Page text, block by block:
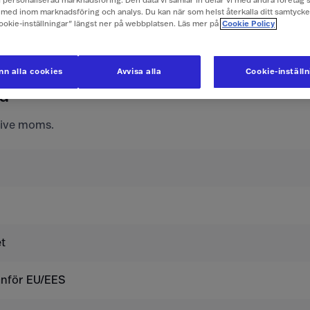
företagspriser här
och
moms.
EU/EES
inom marknadsföring och analys. Du kan när som helst återkalla ditt
inställningar” längst ner på webbplatsen. Läs mer på Cookie Policy
Cookie-
Avvisa alla
alla cookies